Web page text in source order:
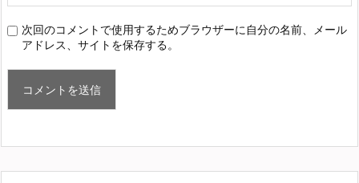
次回のコメントで使用するためブラウザーに自分の名前、メール
アドレス、サイトを保存する。